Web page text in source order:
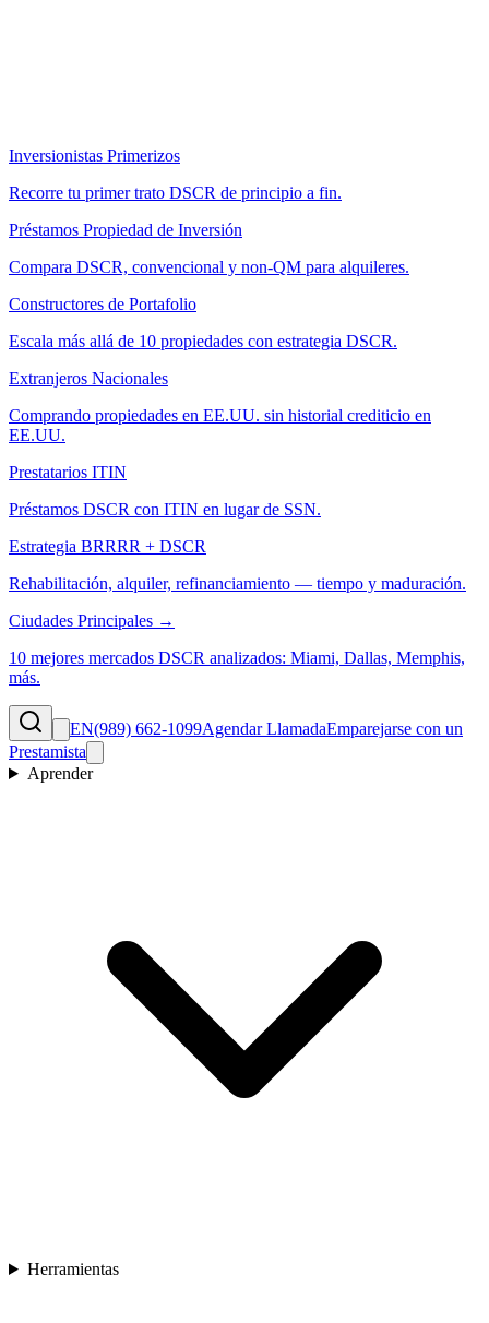
Inversionistas Primerizos
Recorre tu primer trato DSCR de principio a fin.
Préstamos Propiedad de Inversión
Compara DSCR, convencional y non-QM para alquileres.
Constructores de Portafolio
Escala más allá de 10 propiedades con estrategia DSCR.
Extranjeros Nacionales
Comprando propiedades en EE.UU. sin historial crediticio en
EE.UU.
Prestatarios ITIN
Préstamos DSCR con ITIN en lugar de SSN.
Estrategia BRRRR + DSCR
Rehabilitación, alquiler, refinanciamiento — tiempo y maduración.
Ciudades Principales →
10 mejores mercados DSCR analizados: Miami, Dallas, Memphis,
más.
EN(989) 662-1099Agendar LlamadaEmparejarse con un
Prestamista
Aprender
Herramientas